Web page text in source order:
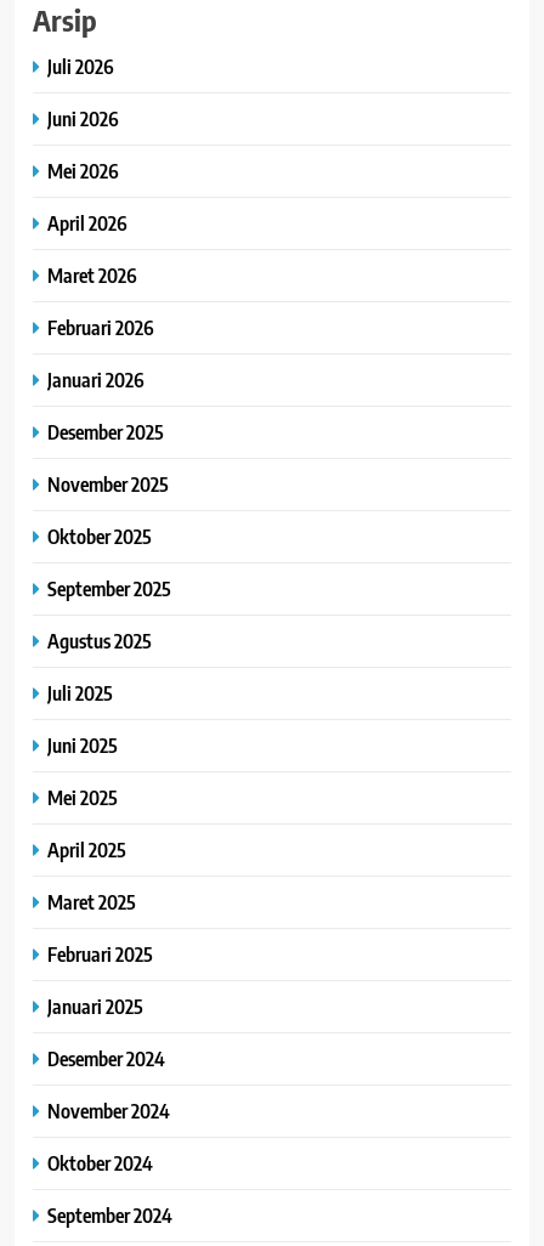
Arsip
Juli 2026
Juni 2026
Mei 2026
April 2026
Maret 2026
Februari 2026
Januari 2026
Desember 2025
November 2025
Oktober 2025
September 2025
Agustus 2025
Juli 2025
Juni 2025
Mei 2025
April 2025
Maret 2025
Februari 2025
Januari 2025
Desember 2024
November 2024
Oktober 2024
September 2024